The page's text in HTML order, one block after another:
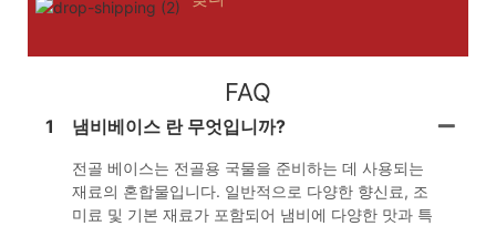
FAQ
1 냄비베이스 란 무엇입니까?
전골 베이스는 전골용 국물을 준비하는 데 사용되는
재료의 혼합물입니다. 일반적으로 다양한 향신료, 조
미료 및 기본 재료가 포함되어 냄비에 다양한 맛과 특